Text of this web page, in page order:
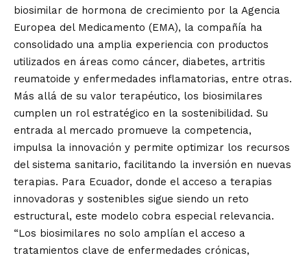
biosimilar de hormona de crecimiento por la Agencia
Europea del Medicamento (EMA), la compañía ha
consolidado una amplia experiencia con productos
utilizados en áreas como cáncer, diabetes, artritis
reumatoide y enfermedades inflamatorias, entre otras.
Más allá de su valor terapéutico, los biosimilares
cumplen un rol estratégico en la sostenibilidad. Su
entrada al mercado promueve la competencia,
impulsa la innovación y permite optimizar los recursos
del sistema sanitario, facilitando la inversión en nuevas
terapias. Para Ecuador, donde el acceso a terapias
innovadoras y sostenibles sigue siendo un reto
estructural, este modelo cobra especial relevancia.
“Los biosimilares no solo amplían el acceso a
tratamientos clave de enfermedades crónicas,